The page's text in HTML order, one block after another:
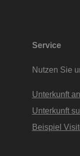
Service
Nutzen Sie
Unterkunft
Unterkunft
Beispiel